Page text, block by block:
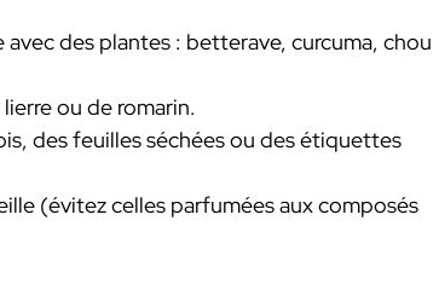
des plantes : betterave, curcuma, chou
ou de romarin.
des feuilles séchées ou des étiquettes
(évitez celles parfumées aux composés